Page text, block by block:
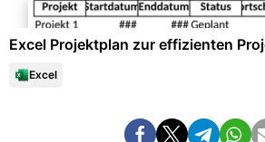
Excel Projektplan zur effizienten
Excel